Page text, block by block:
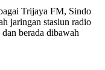
Trijaya FM, Sindo
jaringan stasiun radio
berada dibawah